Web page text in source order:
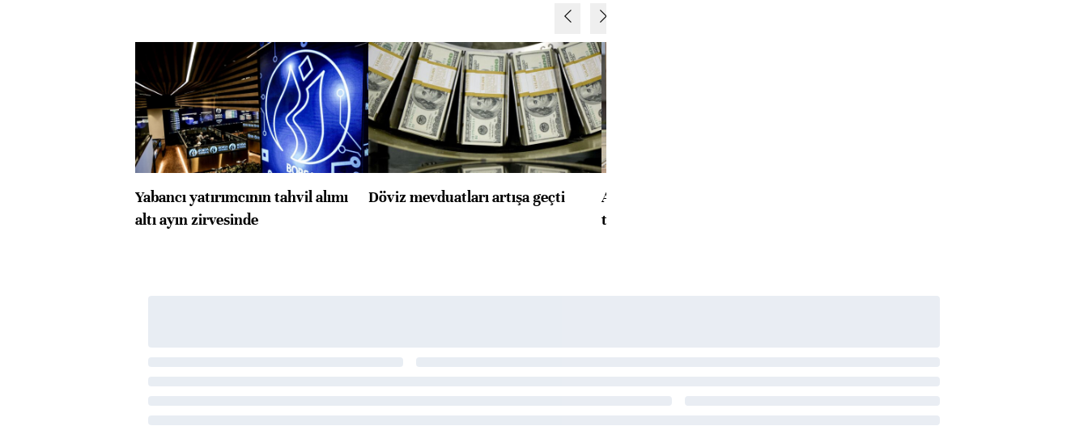
Yabancı yatırımcının tahvil alımı
altı ayın zirvesinde
Döviz mevduatları artışa geçti
ABD'de konut başlangıçları
toparlandı